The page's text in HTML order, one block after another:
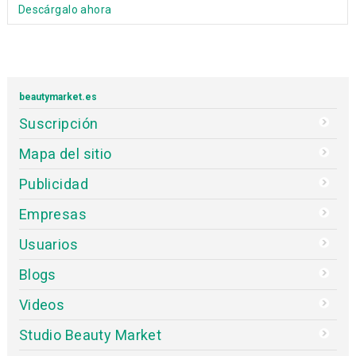
Descárgalo ahora
beautymarket.es
Suscripción
Mapa del sitio
Publicidad
Empresas
Usuarios
Blogs
Videos
Studio Beauty Market